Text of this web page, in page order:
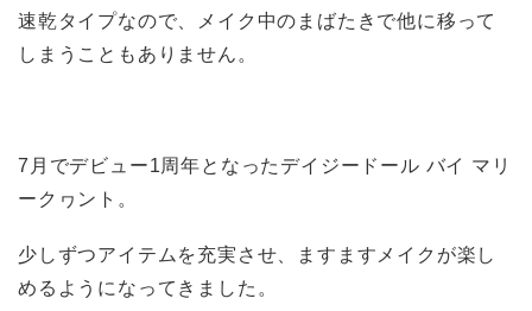
速乾タイプなので、メイク中のまばたきで他に移って
しまうこともありません。
7月でデビュー1周年となったデイジードール バイ マリ
ークヮント。
少しずつアイテムを充実させ、ますますメイクが楽し
めるようになってきました。